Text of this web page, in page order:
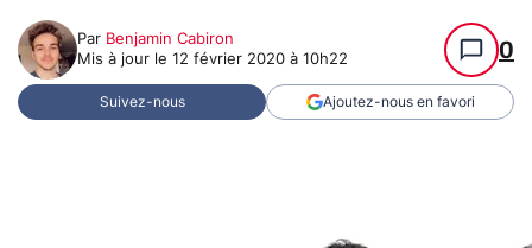
Par Benjamin Cabiron
Mis à jour le 12 février 2020 à 10h22 0
Suivez-nous Ajoutez-nous en favori